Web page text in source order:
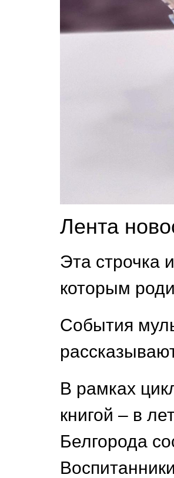
Лента
Эта строчка
которым
События
В рамках
книгой – в
Белгорода